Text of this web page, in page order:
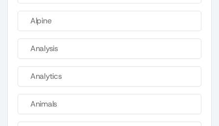
Alpine
Analysis
Analytics
Animals